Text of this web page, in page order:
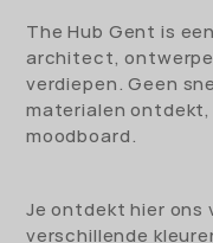
The Hub Gent is
architect,
verdiepen. Geen
materialen
moodboard.
Je ontdekt hier ons
verschillende